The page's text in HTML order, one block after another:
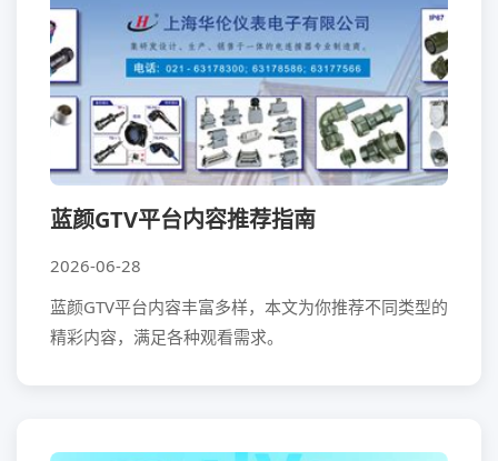
蓝颜GTV平台内容推荐指南
2026-06-28
蓝颜GTV平台内容丰富多样，本文为你推荐不同类型的
精彩内容，满足各种观看需求。